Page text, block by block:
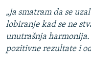
„Ja smatram da se
lobiranje kad se ne
unutrašnja
pozitivne rezultate i